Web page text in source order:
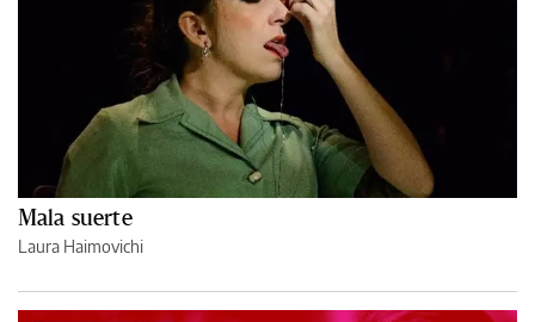
Mala suerte
Laura Haimovichi